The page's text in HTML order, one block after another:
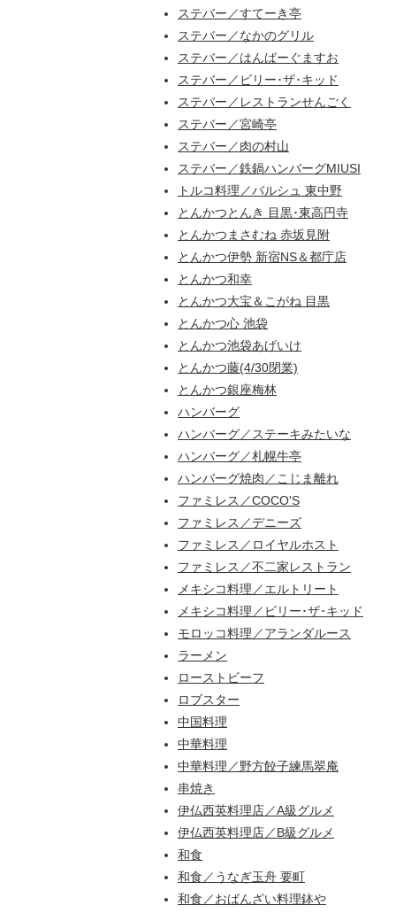
ステバー／すてーき亭
ステバー／なかのグリル
ステバー／はんばーぐますお
ステバー／ビリー･ザ･キッド
ステバー／レストランせんごく
ステバー／宮崎亭
ステバー／肉の村山
ステバー／鉄鍋ハンバーグMIUSI
トルコ料理／バルシュ 東中野
とんかつとんき 目黒･東高円寺
とんかつまさむね 赤坂見附
とんかつ伊勢 新宿NS＆都庁店
とんかつ和幸
とんかつ大宝＆こがね 目黒
とんかつ心 池袋
とんかつ池袋あげいけ
とんかつ藤(4/30閉業)
とんかつ銀座梅林
ハンバーグ
ハンバーグ／ステーキみたいな
ハンバーグ／札幌牛亭
ハンバーグ焼肉／こじま離れ
ファミレス／COCO'S
ファミレス／デニーズ
ファミレス／ロイヤルホスト
ファミレス／不二家レストラン
メキシコ料理／エルトリート
メキシコ料理／ビリー･ザ･キッド
モロッコ料理／アランダルース
ラーメン
ローストビーフ
ロブスター
中国料理
中華料理
中華料理／野方餃子練馬翠庵
串焼き
伊仏西英料理店／A級グルメ
伊仏西英料理店／B級グルメ
和食
和食／うなぎ玉舟 要町
和食／おばんざい料理鉢や